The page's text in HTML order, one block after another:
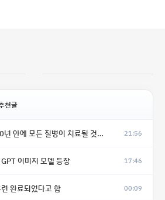
천글
모든 질병이 치료될 것으로 예상한다. 21:56
이미지 모델 등장 17:46
완료되었다고 함 00:09